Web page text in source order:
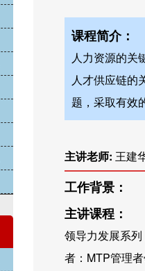
课程简介：
人力资源的关
人才供应链的
题，采取有效
主讲老师: 王建
工作背景：
主讲课程：
领导力发展系
者：MTP管理